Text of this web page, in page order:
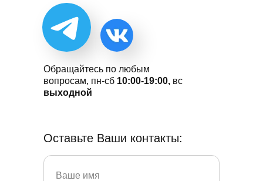
Оставьте Ваши контакты:
Обращайтесь по любым
вопросам, пн-сб 10:00-19:00, вс
выходной